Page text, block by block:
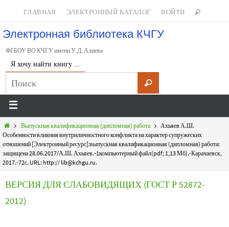
ГЛАВНАЯ ЭЛЕКТРОННЫЙ КАТАЛОГ ВОЙТИ
Электронная библиотека КЧГУ
ФГБОУ ВО КЧГУ имени У.Д. Алиева
Я хочу найти книгу …
Выпускная квалификационная (дипломная) работа
Ахьяев А.Ш.
Особенности влияния внутриличностного конфликта на характер супружеских
отношений [Электронный ресурс]:выпускная квалификационная (дипломная) работа:
защищена 28.06.2017/А.Ш. Ахьяев.-1компьютерный файл(pdf; 1,13 Мб).-Карачаевск,
2017.-72с. URL: http:// lib@kchgu.ru.
ВЕРСИЯ ДЛЯ СЛАБОВИДЯЩИХ (ГОСТ Р 52872-
2012)